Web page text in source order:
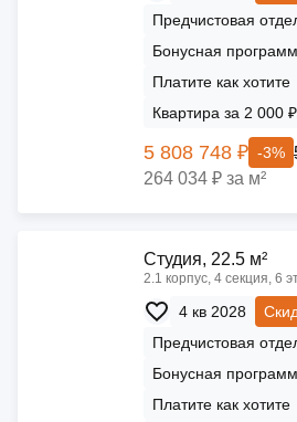
Предчистовая
Бонусная
Платите как хотите
Квартира за 2 000
5 808 748 ₽ -3%
264 034 ₽ за м²
Cтудия, 22.5 м²
2.1 корпус, 4 секция, 6
4 кв 2028
Предчистовая
Бонусная
Платите как хотите